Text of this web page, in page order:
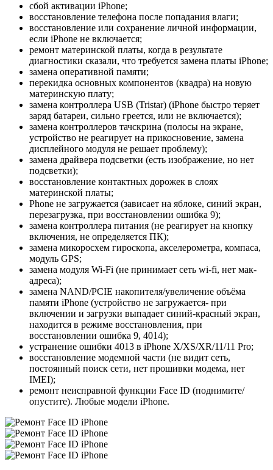
сбой активации iPhone;
восстановление телефона после попадания влаги;
восстановление или сохранение личной информации,
если iPhone не включается;
ремонт материнской платы, когда в результате
диагностики сказали, что требуется замена платы iPhone;
замена оперативной памяти;
перекидка основных компонентов (квадра) на новую
материнскую плату;
замена контроллера USB (Tristar) (iPhone быстро теряет
заряд батареи, сильно греется, или не включается);
замена контроллеров тачскрина (полосы на экране,
устройство не реагирует на прикосновение, замена
дисплейного модуля не решает проблему);
замена драйвера подсветки (есть изображение, но нет
подсветки);
восстановление контактных дорожек в слоях
материнской платы;
Phone не загружается (зависает на яблоке, синий экран,
перезагрузка, при восстановлении ошибка 9);
замена контроллера питания (не реагирует на кнопку
включения, не определяется ПК);
замена микоросхем гироскопа, акселерометра, компаса,
модуль GPS;
замена модуля Wi-Fi (не принимает сеть wi-fi, нет мак-
адреса);
замена NAND/PCIE накопителя/увеличение объёма
памяти iPhone (устройство не загружается- при
включении и загрузки выпадает синий-красный экран,
находится в режиме восстановления, при
восстановлении ошибка 9, 4014);
устранение ошибки 4013 в iPhone X/XS/XR/11/11 Pro;
восстановление модемной части (не видит сеть,
постоянный поиск сети, нет прошивки модема, нет
IMEI);
ремонт неисправной функции Face ID (поднимите/
опустите). Любые модели iPhone.